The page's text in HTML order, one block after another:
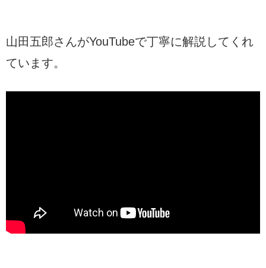
山田五郎さんがYouTubeで丁寧に解説してくれ
ています。